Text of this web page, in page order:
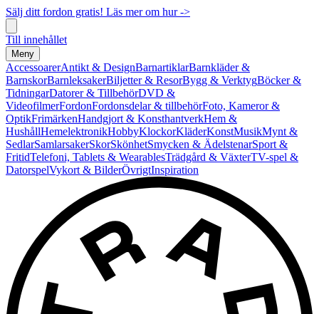
Sälj ditt fordon gratis! Läs mer om hur ->
Till innehållet
Meny
AccessoarerAntikt & DesignBarnartiklarBarnkläder &
BarnskorBarnleksakerBiljetter & ResorBygg & VerktygBöcker &
TidningarDatorer & TillbehörDVD &
VideofilmerFordonFordonsdelar & tillbehörFoto, Kameror &
OptikFrimärkenHandgjort & KonsthantverkHem &
HushållHemelektronikHobbyKlockorKläderKonstMusikMynt &
SedlarSamlarsakerSkorSkönhetSmycken & ÄdelstenarSport &
FritidTelefoni, Tablets & WearablesTrädgård & VäxterTV-spel &
DatorspelVykort & BilderÖvrigtInspiration